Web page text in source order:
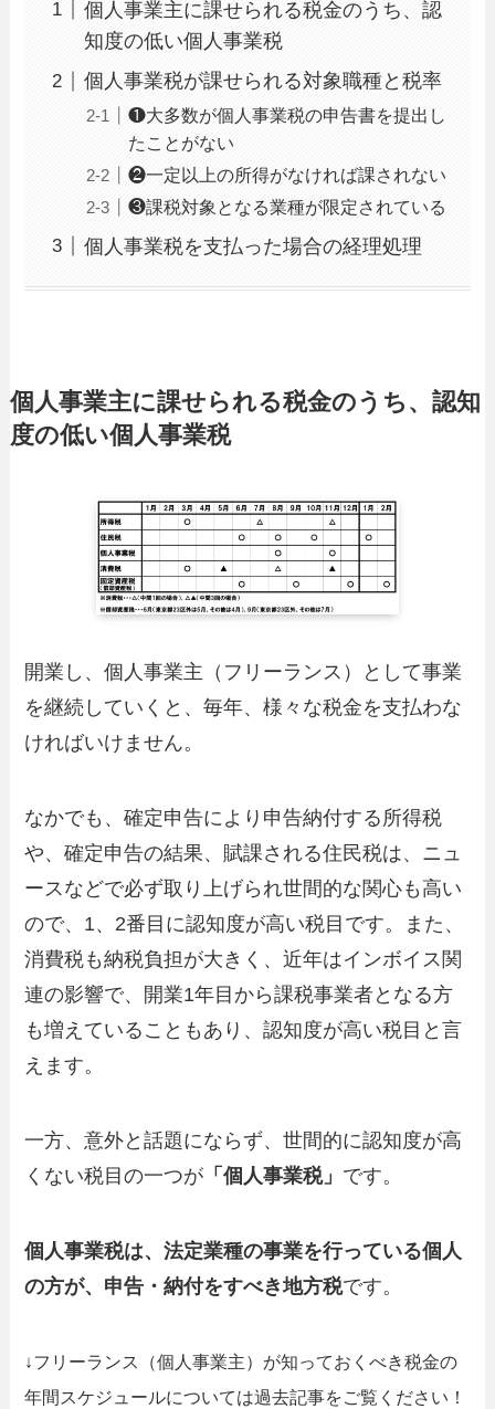
個人事業主に課せられる税金のうち、認
知度の低い個人事業税
個人事業税が課せられる対象職種と税率
❶大多数が個人事業税の申告書を提出し
たことがない
❷一定以上の所得がなければ課されない
❸課税対象となる業種が限定されている
個人事業税を支払った場合の経理処理
個人事業主に課せられる税金のうち、認知
度の低い個人事業税
開業し、個人事業主（フリーランス）として事業
を継続していくと、毎年、様々な税金を支払わな
ければいけません。
なかでも、確定申告により申告納付する所得税
や、確定申告の結果、賦課される住民税は、ニュ
ースなどで必ず取り上げられ世間的な関心も高い
ので、1、2番目に認知度が高い税目です。また、
消費税も納税負担が大きく、近年はインボイス関
連の影響で、開業1年目から課税事業者となる方
も増えていることもあり、認知度が高い税目と言
えます。
一方、意外と話題にならず、世間的に認知度が高
くない税目の一つが 「個人事業税」 です。
個人事業税は、法定業種の事業を行っている個人
の方が、申告・納付をすべき地方税です。
↓フリーランス（個人事業主）が知っておくべき税金の
年間スケジュールについては過去記事をご覧ください！